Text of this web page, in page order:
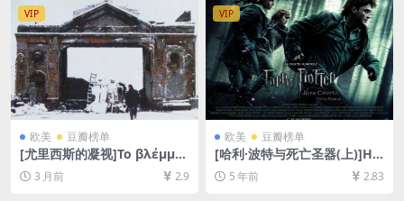
VIP
欧美 豆瓣榜单
[尤里西斯的凝视]Το βλέμμα
του Οδυσσέα (1995)[百度网
盘+夸克网盘1080P高清未删
3 月前 2.9
VIP
欧美 豆瓣榜单
[哈利·波特与死亡圣器(上)]Ha
rry Potter and the Deathly
Hallows: Part 1 (2010)[百度
5 年前 2.83